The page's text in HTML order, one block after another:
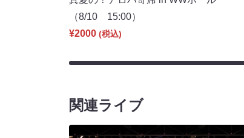
（8/10 15:00）
¥2000 (税込)
関連ライブ